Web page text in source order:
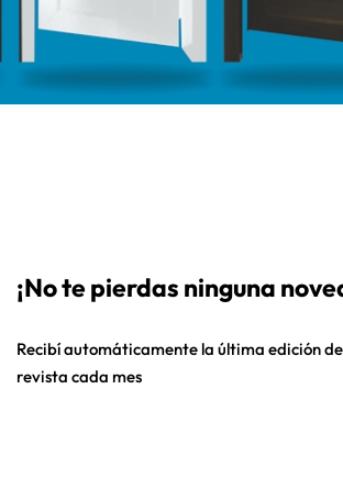
¡No te pierdas ninguna
Recibí automáticamente la última edición
revista cada mes